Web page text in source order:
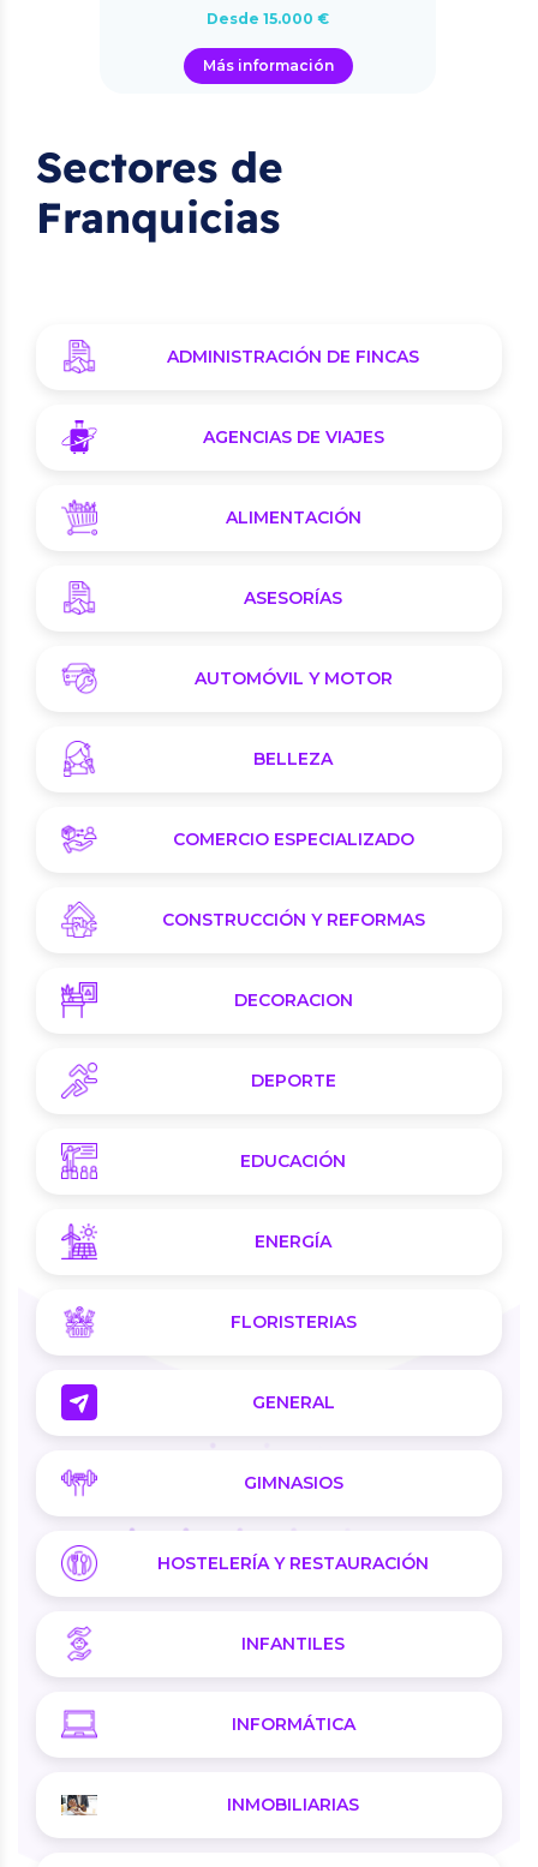
Desde 15.000 €
Más información
Sectores de
Franquicias
ADMINISTRACIÓN DE FINCAS
AGENCIAS DE VIAJES
ALIMENTACIÓN
ASESORÍAS
AUTOMÓVIL Y MOTOR
BELLEZA
COMERCIO ESPECIALIZADO
CONSTRUCCIÓN Y REFORMAS
DECORACION
DEPORTE
EDUCACIÓN
ENERGÍA
FLORISTERIAS
GENERAL
GIMNASIOS
HOSTELERÍA Y RESTAURACIÓN
INFANTILES
INFORMÁTICA
INMOBILIARIAS